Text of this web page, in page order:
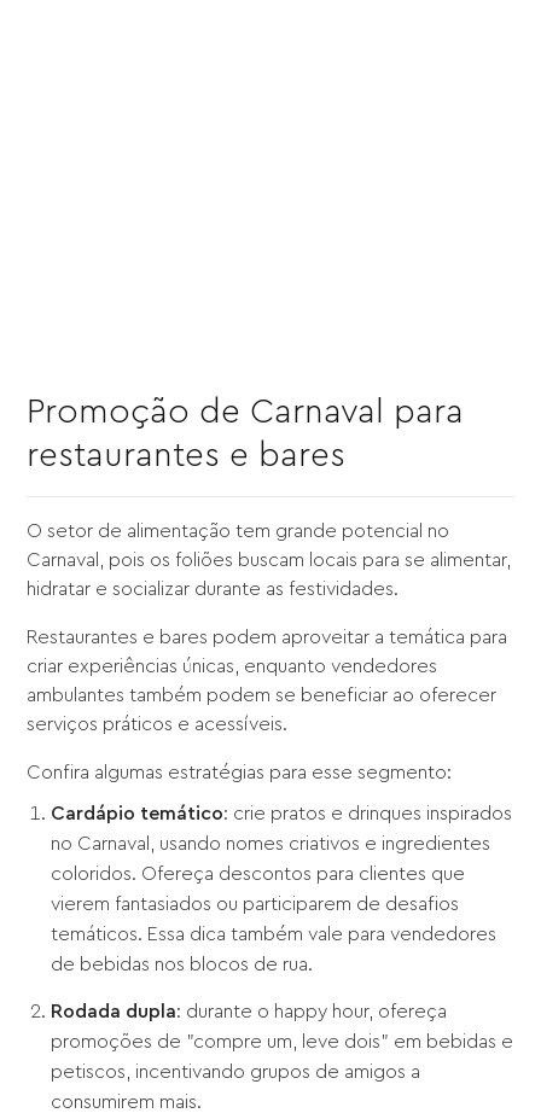
Promoção de Carnaval para
restaurantes e bares
O setor de alimentação tem grande potencial no
Carnaval, pois os foliões buscam locais para se alimentar,
hidratar e socializar durante as festividades.
Restaurantes e bares podem aproveitar a temática para
criar experiências únicas, enquanto vendedores
ambulantes também podem se beneficiar ao oferecer
serviços práticos e acessíveis.
Confira algumas estratégias para esse segmento:
Cardápio temático: crie pratos e drinques inspirados
no Carnaval, usando nomes criativos e ingredientes
coloridos. Ofereça descontos para clientes que
vierem fantasiados ou participarem de desafios
temáticos. Essa dica também vale para vendedores
de bebidas nos blocos de rua.
Rodada dupla: durante o happy hour, ofereça
promoções de "compre um, leve dois" em bebidas e
petiscos, incentivando grupos de amigos a
consumirem mais.